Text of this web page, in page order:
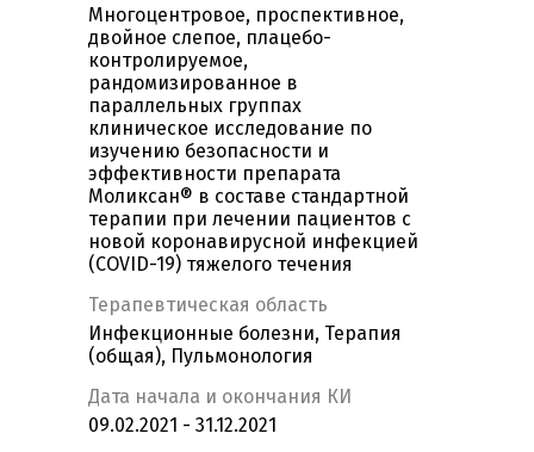
Многоцентровое, проспективное,
двойное слепое, плацебо-
контролируемое,
рандомизированное в
параллельных группах
клиническое исследование по
изучению безопасности и
эффективности препарата
Моликсан® в составе стандартной
терапии при лечении пациентов с
новой коронавирусной инфекцией
(COVID-19) тяжелого течения
Терапевтическая область
Инфекционные болезни, Терапия
(общая), Пульмонология
Дата начала и окончания КИ
09.02.2021 - 31.12.2021